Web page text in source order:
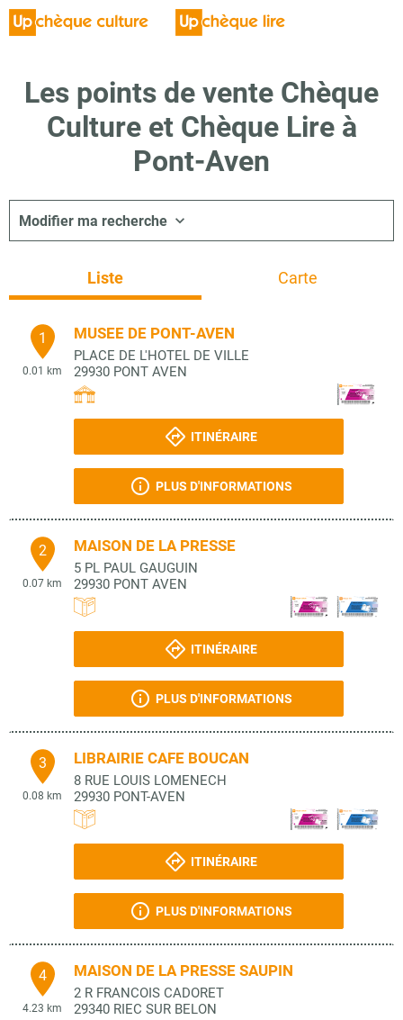
Les points de vente Chèque
Culture et Chèque Lire à
Pont-Aven
Modifier ma recherche
Liste Carte
1
0.01 km
MUSEE DE PONT-AVEN
PLACE DE L'HOTEL DE VILLE
29930 PONT AVEN
ITINÉRAIRE
PLUS D'INFORMATIONS
2
0.07 km
MAISON DE LA PRESSE
5 PL PAUL GAUGUIN
29930 PONT AVEN
ITINÉRAIRE
PLUS D'INFORMATIONS
3
0.08 km
LIBRAIRIE CAFE BOUCAN
8 RUE LOUIS LOMENECH
29930 PONT-AVEN
ITINÉRAIRE
PLUS D'INFORMATIONS
4
4.23 km
MAISON DE LA PRESSE SAUPIN
2 R FRANCOIS CADORET
29340 RIEC SUR BELON